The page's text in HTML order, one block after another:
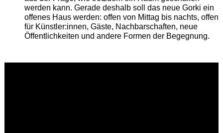
werden kann. Gerade deshalb soll das neue Gorki ein
offenes Haus werden: offen von Mittag bis nachts, offen
für Künstler:innen, Gäste, Nachbarschaften, neue
Öffentlichkeiten und andere Formen der Begegnung.